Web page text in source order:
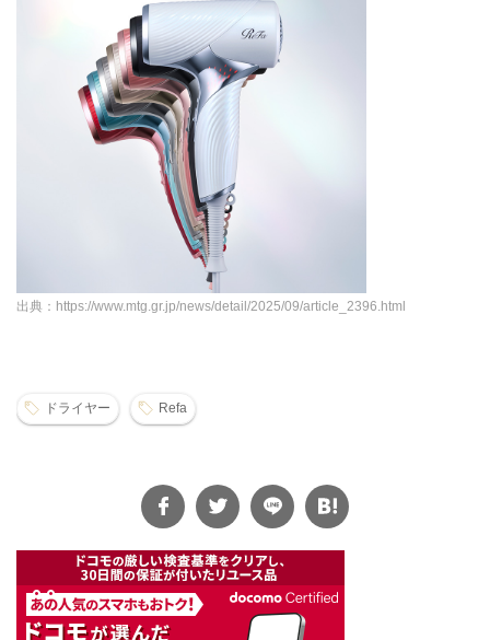
出典：https://www.mtg.gr.jp/news/detail/2025/09/article_2396.html
ドライヤー Refa